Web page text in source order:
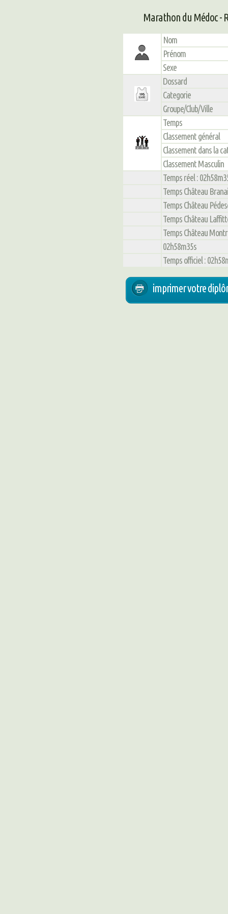
Marathon du Médoc -
Nom
Prénom
Sexe
Dossard
Categorie
Groupe/Club/Ville
Temps
Classement général
Classement dans la
Classement Masculin
Temps réel :
Temps Château
Temps Château
Temps Château
Temps Château
02h58m35s
Temps officiel :
imprimer votre